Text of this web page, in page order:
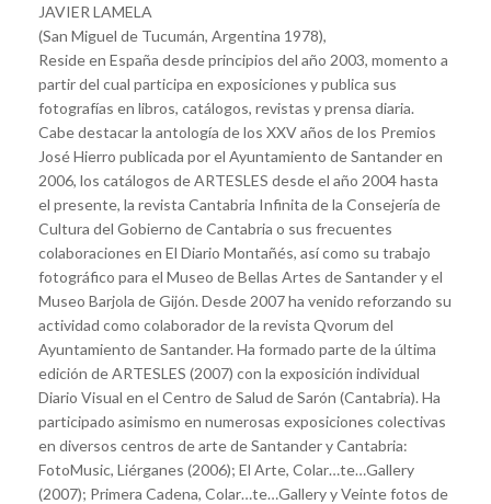
JAVIER LAMELA
(San Miguel de Tucumán, Argentina 1978),
Reside en España desde principios del año 2003, momento a
partir del cual participa en exposiciones y publica sus
fotografías en libros, catálogos, revistas y prensa diaria.
Cabe destacar la antología de los XXV años de los Premios
José Hierro publicada por el Ayuntamiento de Santander en
2006, los catálogos de ARTESLES desde el año 2004 hasta
el presente, la revista Cantabria Infinita de la Consejería de
Cultura del Gobierno de Cantabria o sus frecuentes
colaboraciones en El Diario Montañés, así como su trabajo
fotográfico para el Museo de Bellas Artes de Santander y el
Museo Barjola de Gijón. Desde 2007 ha venido reforzando su
actividad como colaborador de la revista Qvorum del
Ayuntamiento de Santander. Ha formado parte de la última
edición de ARTESLES (2007) con la exposición individual
Diario Visual en el Centro de Salud de Sarón (Cantabria). Ha
participado asimismo en numerosas exposiciones colectivas
en diversos centros de arte de Santander y Cantabria:
FotoMusic, Liérganes (2006); El Arte, Colar…te…Gallery
(2007); Primera Cadena, Colar…te…Gallery y Veinte fotos de